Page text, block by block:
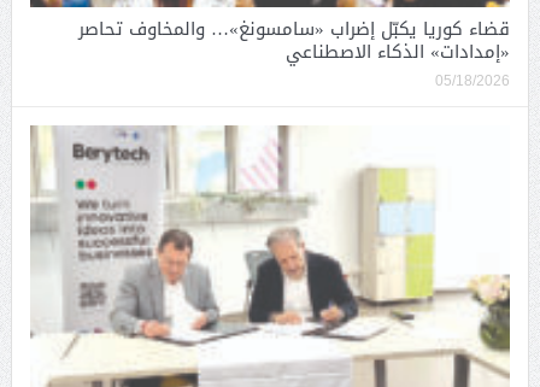
قضاء كوريا يكبّل إضراب «سامسونغ»… والمخاوف تحاصر
«إمدادات» الذكاء الاصطناعي
05/18/2026